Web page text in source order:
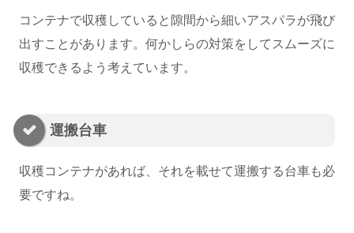
コンテナで収穫していると隙間から細いアスパラが飛び
出すことがあります。何かしらの対策をしてスムーズに
収穫できるよう考えています。
運搬台車
収穫コンテナがあれば、それを載せて運搬する台車も必
要ですね。